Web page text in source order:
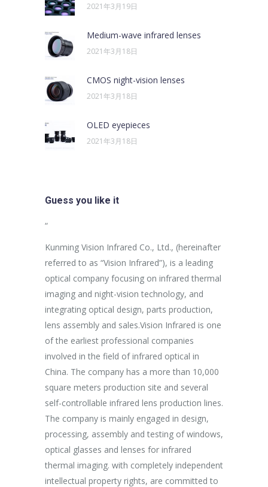
2021年3月19日
Medium-wave infrared lenses
2021年3月18日
CMOS night-vision lenses
2021年3月18日
OLED eyepieces
2021年3月18日
Guess you like it
“
Kunming Vision Infrared Co., Ltd., (hereinafter
referred to as “Vision Infrared”), is a leading
optical company focusing on infrared thermal
imaging and night-vision technology, and
integrating optical design, parts production,
lens assembly and sales.Vision Infrared is one
of the earliest professional companies
involved in the field of infrared optical in
China. The company has a more than 10,000
square meters production site and several
self-controllable infrared lens production lines.
The company is mainly engaged in design,
processing, assembly and testing of windows,
optical glasses and lenses for infrared
thermal imaging. with completely independent
intellectual property rights, are committed to